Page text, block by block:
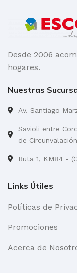
Desde 2006
hogares.
Nuestras
Av. Santiago
Savioli entre
de Circunvalación
Ruta 1, KM84 -
Links Útiles
Políticas de
Promociones
Acerca de